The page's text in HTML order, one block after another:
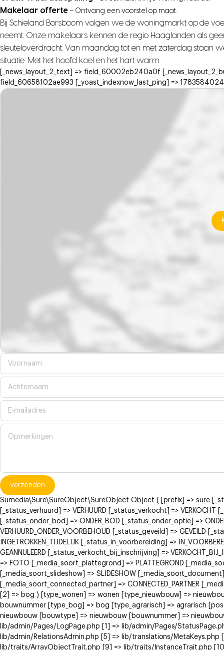
Makelaar offerte– Ontvang een voorstel op maat.
Bij Schieland Borsboom volgen we de woningmarkt op de
neemt. Onze makelaars kennen de regio Haaglanden als
sleuteloverdracht. Van maandag tot en met zaterdag staan
situatie. Met het hoofd koel en het hart warm.
[_news_layout_2_text] => field_60002eb240a0f
field_60658102ae993 [_yoast_indexnow_last_ping] =>
verzenden
Sumedia\Sure\SureObject\SureObject Object ( [prefix] => sure
[_status_verhuurd] => VERHUURD [_status_verkocht] =>
[_status_onder_bod] => ONDER_BOD [_status_onder_optie] =>
VERHUURD_ONDER_VOORBEHOUD [_status_geveild] => GEVEILD
INGETROKKEN_TIJDELIJK [_status_in_voorbereiding] =>
GEANNULEERD [_status_verkocht_bij_inschrijving] =>
=> FOTO [_media_soort_plattegrond] => PLATTEGROND
[_media_soort_slideshow] => SLIDESHOW
[_media_soort_connected_partner] => CONNECTED_PARTNER
[2] => bog ) [type_wonen] => wonen [type_nieuwbouw] =>
bouwnummer [type_bog] => bog [type_agrarisch] => agrarisch
nieuwbouw [bouwtype] => nieuwbouw [bouwnummer] =>
lib/admin/Pages/LogPage.php [1] => lib/admin/Pages/
lib/admin/RelationsAdmin.php [5] => lib/translations/
lib/traits/ArrayObjectTrait.php [9] => lib/traits/InstanceTrait.php